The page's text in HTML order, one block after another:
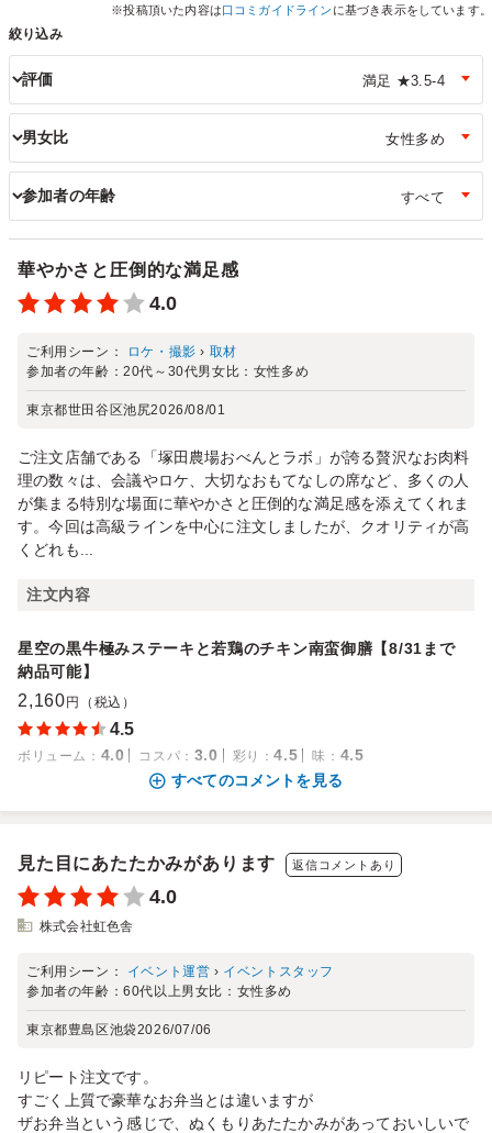
※投稿頂いた内容は口コミガイドライン に基づき表示をしています。
絞り込み
評価
男女比
参加者の年齢
華やかさと圧倒的な満足感
4.0
ご利用シーン： ロケ・撮影 › 取材
参加者の年齢：20代～30代男女比： 女性多め
東京都世田谷区池尻2026/08/01
ご注文店舗である「塚田農場おべんとラボ」が誇る贅沢なお肉料
理の数々は、会議やロケ、大切なおもてなしの席など、多くの人
が集まる特別な場面に華やかさと圧倒的な満足感を添えてくれま
す。今回は高級ラインを中心に注文しましたが、クオリティが高
くどれも...
注文内容
星空の黒牛極みステーキと若鶏のチキン南蛮御膳【8/31まで
納品可能】
2,160 円（税込）
4.5
ボリューム ： 4.0 コスパ ： 3.0 彩り ：4.5 味 ： 4.5
すべてのコメントを見る
見た目にあたたかみがあります 返信コメントあり
4.0
株式会社虹色舎
ご利用シーン： イベント運営 › イベントスタッフ
参加者の年齢：60代以上男女比： 女性多め
東京都豊島区池袋2026/07/06
リピート注文です。
すごく上質で豪華なお弁当とは違いますが
ザお弁当という感じで、ぬくもりあたたかみがあっておいしいで